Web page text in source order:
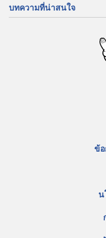
บทความที่น่าสนใจ
ข้
น